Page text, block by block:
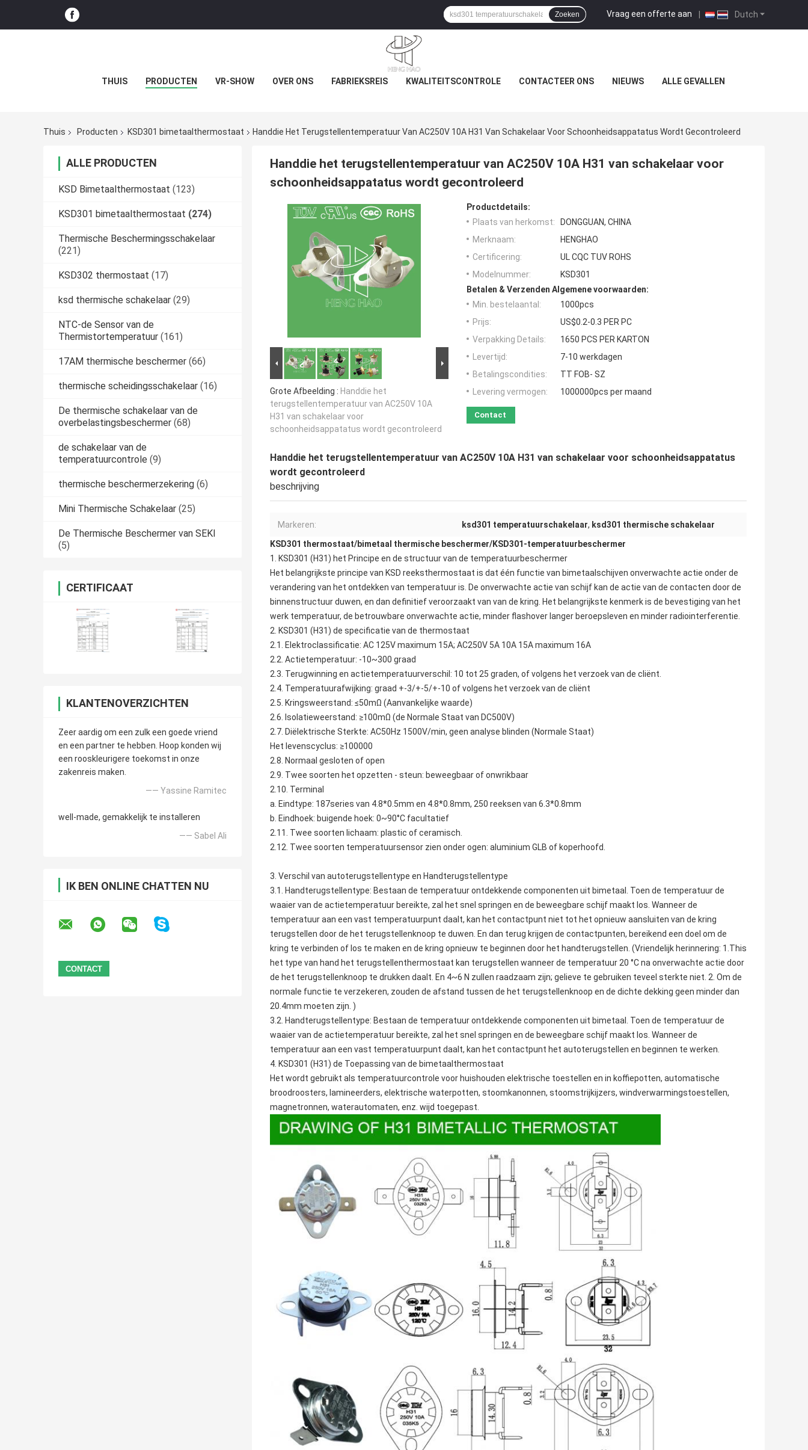
Dutch
Vraag een offerte aan |
Zoeken
THUIS PRODUCTEN VR-SHOW OVER ONS FABRIEKSREIS KWALITEITSCONTROLE CONTACTEER ONS NIEUWS ALLE GEVALLEN
Thuis Producten KSD301 bimetaalthermostaat Handdie Het Terugstellentemperatuur Van AC250V 10A H31 Van Schakelaar Voor Schoonheidsappatatus Wordt Gecontroleerd
ALLE PRODUCTEN
KSD Bimetaalthermostaat (123)
KSD301 bimetaalthermostaat (274)
Thermische Beschermingsschakelaar
(221)
KSD302 thermostaat (17)
ksd thermische schakelaar (29)
NTC-de Sensor van de
Thermistortemperatuur (161)
17AM thermische beschermer (66)
thermische scheidingsschakelaar (16)
De thermische schakelaar van de
overbelastingsbeschermer (68)
de schakelaar van de
temperatuurcontrole (9)
thermische beschermerzekering (6)
Mini Thermische Schakelaar (25)
De Thermische Beschermer van SEKI
(5)
CERTIFICAAT
KLANTENOVERZICHTEN
Zeer aardig om een zulk een goede vriend
en een partner te hebben. Hoop konden wij
een rooskleurigere toekomst in onze
zakenreis maken.
—— Yassine Ramitec
well-made, gemakkelijk te installeren
—— Sabel Ali
IK BEN ONLINE CHATTEN NU
Handdie het terugstellentemperatuur van AC250V 10A H31 van schakelaar voor
schoonheidsappatatus wordt gecontroleerd
Grote Afbeelding : Handdie het
terugstellentemperatuur van AC250V 10A
H31 van schakelaar voor
schoonheidsappatatus wordt gecontroleerd
Productdetails:
Plaats van herkomst:
DONGGUAN, CHINA
Merknaam:
HENGHAO
Certificering:
UL CQC TUV ROHS
Modelnummer:
KSD301
Betalen & Verzenden Algemene voorwaarden:
Min. bestelaantal:
1000pcs
Prijs:
US$0.2-0.3 PER PC
Verpakking Details:
1650 PCS PER KARTON
Levertijd:
7-10 werkdagen
Betalingscondities:
TT FOB- SZ
Levering vermogen:
1000000pcs per maand
Contact
Handdie het terugstellentemperatuur van AC250V 10A H31 van schakelaar voor schoonheidsappatatus
wordt gecontroleerd
beschrijving
Markeren: ksd301 temperatuurschakelaar, ksd301 thermische schakelaar
KSD301 thermostaat/bimetaal thermische beschermer/KSD301-temperatuurbeschermer
1. KSD301 (H31) het Principe en de structuur van de temperatuurbeschermer
Het belangrijkste principe van KSD reeksthermostaat is dat één functie van bimetaalschijven onverwachte actie onder de
verandering van het ontdekken van temperatuur is. De onverwachte actie van schijf kan de actie van de contacten door de
binnenstructuur duwen, en dan definitief veroorzaakt van van de kring. Het belangrijkste kenmerk is de bevestiging van het
werk temperatuur, de betrouwbare onverwachte actie, minder flashover langer beroepsleven en minder radiointerferentie.
2. KSD301 (H31) de specificatie van de thermostaat
2.1. Elektroclassificatie: AC 125V maximum 15A; AC250V 5A 10A 15A maximum 16A
2.2. Actietemperatuur: -10~300 graad
2.3. Terugwinning en actietemperatuurverschil: 10 tot 25 graden, of volgens het verzoek van de cliënt.
2.4. Temperatuurafwijking: graad +-3/+-5/+-10 of volgens het verzoek van de cliënt
2.5. Kringsweerstand: ≤50mΩ (Aanvankelijke waarde)
2.6. Isolatieweerstand: ≥100mΩ (de Normale Staat van DC500V)
2.7. Diëlektrische Sterkte: AC50Hz 1500V/min, geen analyse blinden (Normale Staat)
Het levenscyclus: ≥100000
2.8. Normaal gesloten of open
2.9. Twee soorten het opzetten - steun: beweegbaar of onwrikbaar
2.10. Terminal
a. Eindtype: 187series van 4.8*0.5mm en 4.8*0.8mm, 250 reeksen van 6.3*0.8mm
b. Eindhoek: buigende hoek: 0~90°C facultatief
2.11. Twee soorten lichaam: plastic of ceramisch.
2.12. Twee soorten temperatuursensor zien onder ogen: aluminium GLB of koperhoofd.
3. Verschil van autoterugstellentype en Handterugstellentype
3.1. Handterugstellentype: Bestaan de temperatuur ontdekkende componenten uit bimetaal. Toen de temperatuur de
waaier van de actietemperatuur bereikte, zal het snel springen en de beweegbare schijf maakt los. Wanneer de
temperatuur aan een vast temperatuurpunt daalt, kan het contactpunt niet tot het opnieuw aansluiten van de kring
terugstellen door de het terugstellenknoop te duwen. En dan terug krijgen de contactpunten, bereikend een doel om de
kring te verbinden of los te maken en de kring opnieuw te beginnen door het handterugstellen. (Vriendelijk herinnering: 1.This
het type van hand het terugstellenthermostaat kan terugstellen wanneer de temperatuur 20 °C na onverwachte actie door
de het terugstellenknoop te drukken daalt. En 4~6 N zullen raadzaam zijn; gelieve te gebruiken teveel sterkte niet. 2. Om de
normale functie te verzekeren, zouden de afstand tussen de het terugstellenknoop en de dichte dekking geen minder dan
20.4mm moeten zijn. )
3.2. Handterugstellentype: Bestaan de temperatuur ontdekkende componenten uit bimetaal. Toen de temperatuur de
waaier van de actietemperatuur bereikte, zal het snel springen en de beweegbare schijf maakt los. Wanneer de
temperatuur aan een vast temperatuurpunt daalt, kan het contactpunt het autoterugstellen en beginnen te werken.
4. KSD301 (H31) de Toepassing van de bimetaalthermostaat
Het wordt gebruikt als temperatuurcontrole voor huishouden elektrische toestellen en in koffiepotten, automatische
broodroosters, lamineerders, elektrische waterpotten, stoomkanonnen, stoomstrijkijzers, windverwarmingstoestellen,
magnetronnen, waterautomaten, enz. wijd toegepast.